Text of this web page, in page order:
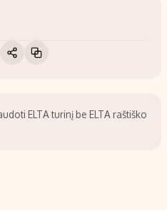
ELTA turinį be ELTA raštiško